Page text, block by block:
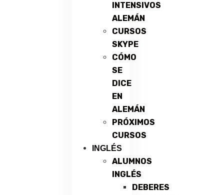
INTENSIVOS
ALEMÁN
CURSOS
SKYPE
CÓMO
SE
DICE
EN
ALEMÁN
PRÓXIMOS
CURSOS
INGLÉS
ALUMNOS
INGLÉS
DEBERES